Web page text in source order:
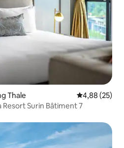
Thale Évaluation
4,88 (25)
Resort Surin Bâtiment 7